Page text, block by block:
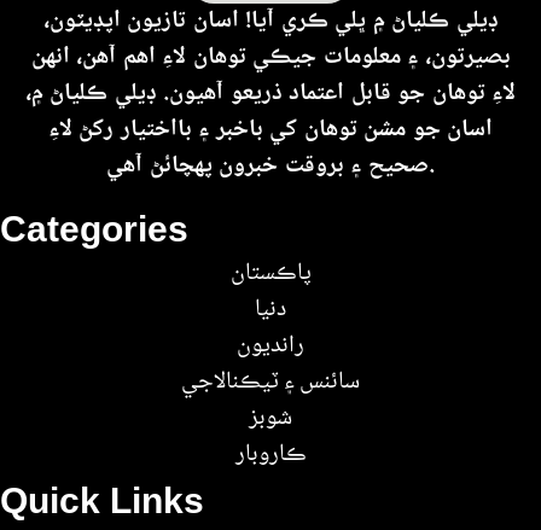
Quick Links
Categories
پاڪستان
دنيا
رانديون
سائنس ۽ ٽيڪنالاجي
شوبز
ڪاروبار
ڊيلي ڪلياڻ ۾ ڀلي ڪري آيا! اسان تازيون اپڊيٽون،
بصيرتون، ۽ معلومات جيڪي توهان لاءِ اهم آهن، انهن
لاءِ توهان جو قابل اعتماد ذريعو آهيون. ڊيلي ڪلياڻ ۾،
اسان جو مشن توهان کي باخبر ۽ بااختيار رکڻ لاءِ
صحيح ۽ بروقت خبرون پهچائڻ آهي.